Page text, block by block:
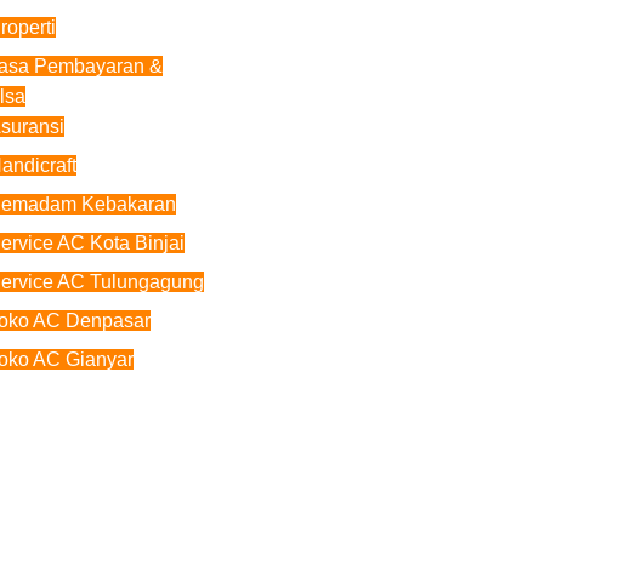
Pembayaran &
Kebakaran
AC Kota Binjai
AC Tulungagung
AC Denpasar
AC Gianyar